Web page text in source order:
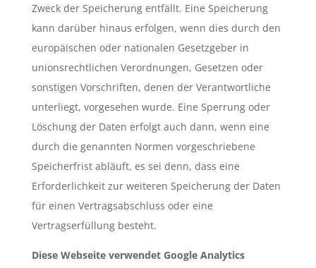
Zweck der Speicherung entfällt. Eine Speicherung
kann darüber hinaus erfolgen, wenn dies durch den
europäischen oder nationalen Gesetzgeber in
unionsrechtlichen Verordnungen, Gesetzen oder
sonstigen Vorschriften, denen der Verantwortliche
unterliegt, vorgesehen wurde. Eine Sperrung oder
Löschung der Daten erfolgt auch dann, wenn eine
durch die genannten Normen vorgeschriebene
Speicherfrist abläuft, es sei denn, dass eine
Erforderlichkeit zur weiteren Speicherung der Daten
für einen Vertragsabschluss oder eine
Vertragserfüllung besteht.
Diese Webseite verwendet Google Analytics